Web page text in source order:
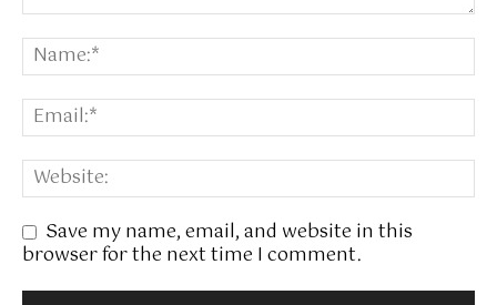
Save my name, email, and website in this
browser for the next time I comment.